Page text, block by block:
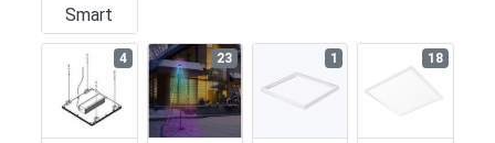
Smart
4 23 1 18